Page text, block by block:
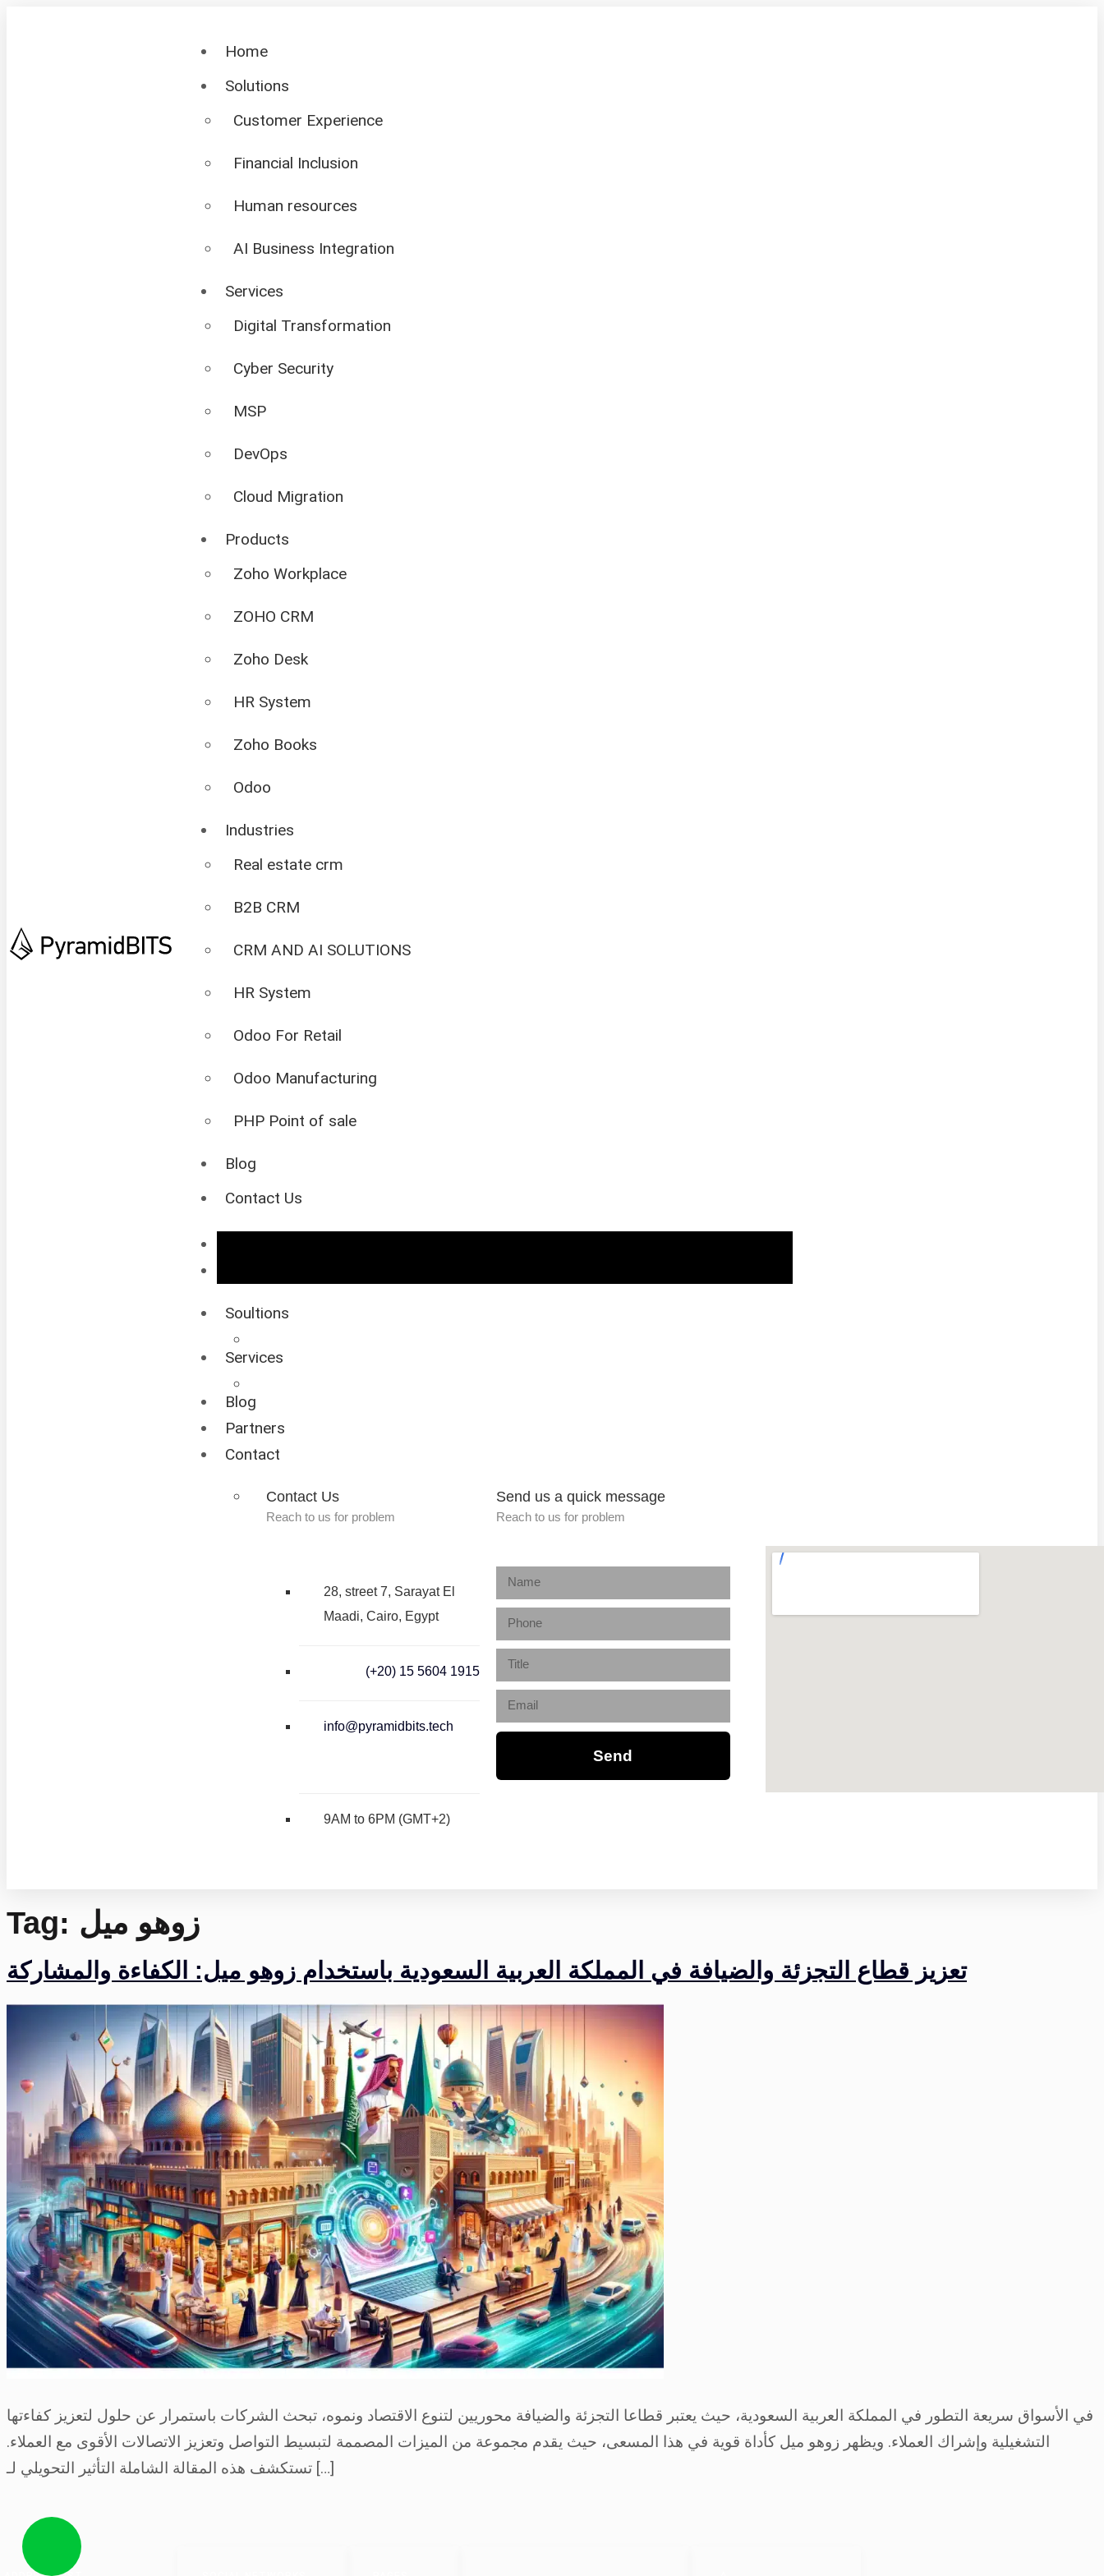
Home
Solutions
Customer Experience
Financial Inclusion
Human resources
AI Business Integration
Services
Digital Transformation
Cyber Security
MSP
DevOps
Cloud Migration
Products
Zoho Workplace
ZOHO CRM
Zoho Desk
HR System
Zoho Books
Odoo
Industries
Real estate crm
B2B CRM
CRM AND AI SOLUTIONS
HR System
Odoo For Retail
Odoo Manufacturing
PHP Point of sale
Blog
Contact Us
Soultions
Services
Blog
Partners
Contact
Contact Us
Reach to us for problem
28, street 7, Sarayat El
Maadi, Cairo, Egypt
(+20) 15 5604 1915
info@pyramidbits.tech
9AM to 6PM (GMT+2)
Send us a quick message
Reach to us for problem
Send
Tag: زوهو ميل
تعزيز قطاع التجزئة والضيافة في المملكة العربية السعودية باستخدام زوهو ميل: الكفاءة والمشاركة
في الأسواق سريعة التطور في المملكة العربية السعودية، حيث يعتبر قطاعا التجزئة والضيافة محوريين لتنوع الاقتصاد ونموه، تبحث الشركات باستمرار عن حلول لتعزيز كفاءتها
التشغيلية وإشراك العملاء. ويظهر زوهو ميل كأداة قوية في هذا المسعى، حيث يقدم مجموعة من الميزات المصممة لتبسيط التواصل وتعزيز الاتصالات الأقوى مع العملاء.
تستكشف هذه المقالة الشاملة التأثير التحويلي لـ […]